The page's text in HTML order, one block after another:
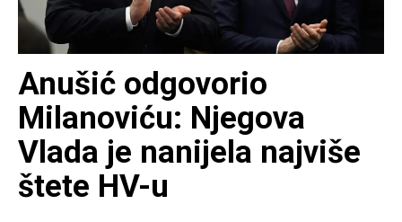
Anušić odgovorio
Milanoviću: Njegova
Vlada je nanijela najviše
štete HV-u